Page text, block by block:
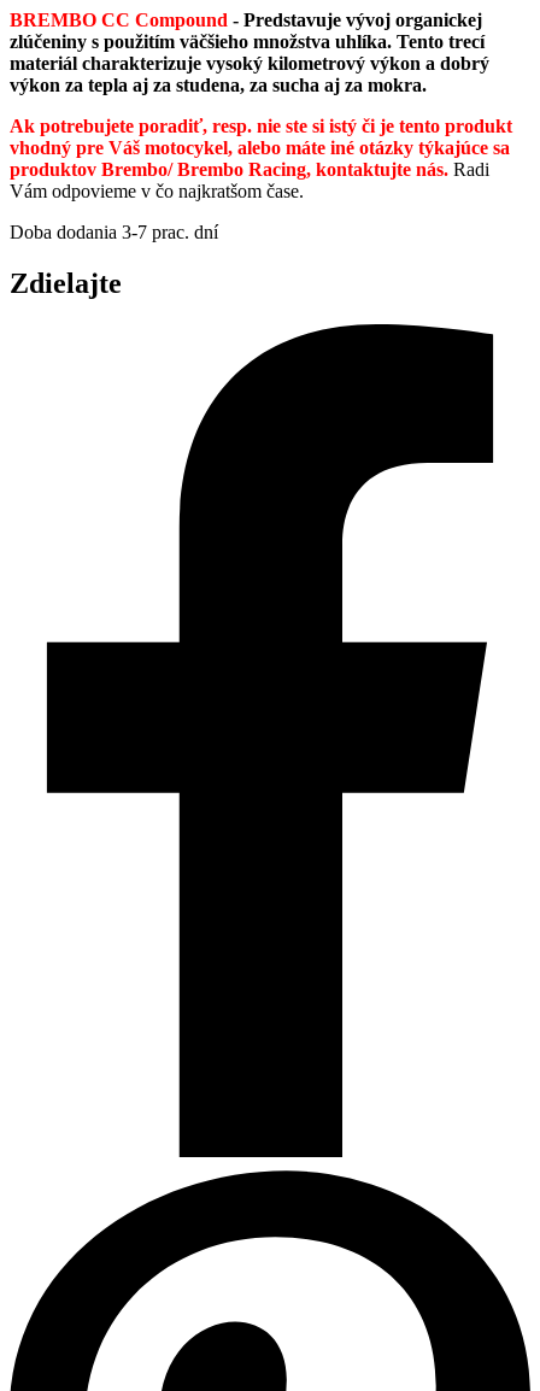
BREMBO CC Compound - Predstavuje vývoj organickej
zlúčeniny s použitím väčšieho množstva uhlíka. Tento trecí
materiál charakterizuje vysoký kilometrový výkon a dobrý
výkon za tepla aj za studena, za sucha aj za mokra.
Ak potrebujete poradiť, resp. nie ste si istý či je tento produkt
vhodný pre Váš motocykel, alebo máte iné otázky týkajúce sa
produktov Brembo/ Brembo Racing, kontaktujte nás. Radi
Vám odpovieme v čo najkratšom čase.
Doba dodania 3-7 prac. dní
Zdielajte